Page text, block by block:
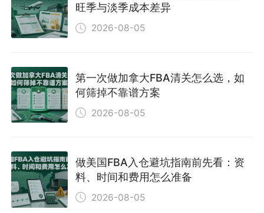
旺季与淡季成本差异
2026-08-05
第一次做加拿大FBA清关怎么选，如
何筛掉不靠谱方案
2026-08-05
做美国FBA入仓避坑指南前先看：资
料、时间和费用怎么准备
2026-08-05